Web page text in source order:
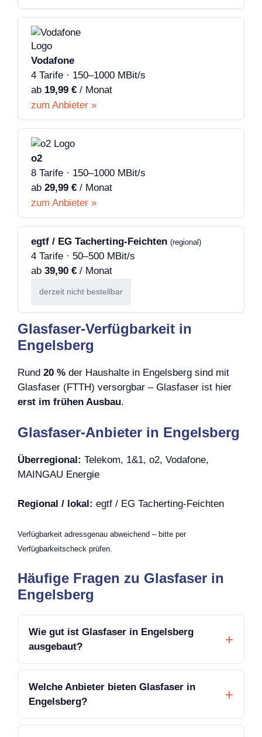
Vodafone
4 Tarife · 150–1000 MBit/s
ab 19,99 € / Monat
zum Anbieter »
o2
8 Tarife · 150–1000 MBit/s
ab 29,99 € / Monat
zum Anbieter »
egtf / EG Tacherting-Feichten (regional)
4 Tarife · 50–500 MBit/s
ab 39,90 € / Monat
derzeit nicht bestellbar
Glasfaser-Verfügbarkeit in
Engelsberg
Rund 20 % der Haushalte in Engelsberg sind mit
Glasfaser (FTTH) versorgbar – Glasfaser ist hier
erst im frühen Ausbau.
Glasfaser-Anbieter in Engelsberg
Überregional: Telekom, 1&1, o2, Vodafone,
MAINGAU Energie
Regional / lokal: egtf / EG Tacherting-Feichten
Verfügbarkeit adressgenau abweichend – bitte per
Verfügbarkeitscheck prüfen.
Häufige Fragen zu Glasfaser in
Engelsberg
Wie gut ist Glasfaser in Engelsberg
ausgebaut?
Welche Anbieter bieten Glasfaser in
Engelsberg?